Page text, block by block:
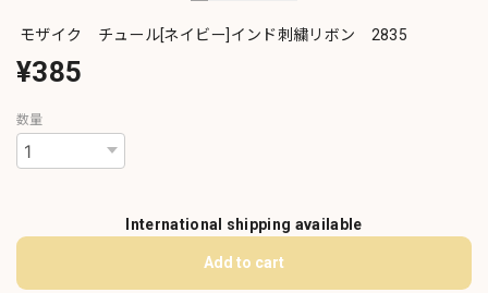
モザイク チュール[ネイビー]インド刺繍リボン 2835
¥385
数量
International shipping available
Add to cart